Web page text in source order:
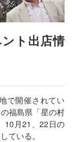
ト出店情
で開催されてい
福島県「星の村
10月21、22日の
ている。